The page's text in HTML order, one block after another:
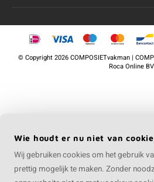
©Copyright2026 COMPOSIETvakman |
Roca Online BV
Wie houdt er nu niet van
Wij gebruiken cookies om het gebruik
prettig mogelijk te maken. Zonder